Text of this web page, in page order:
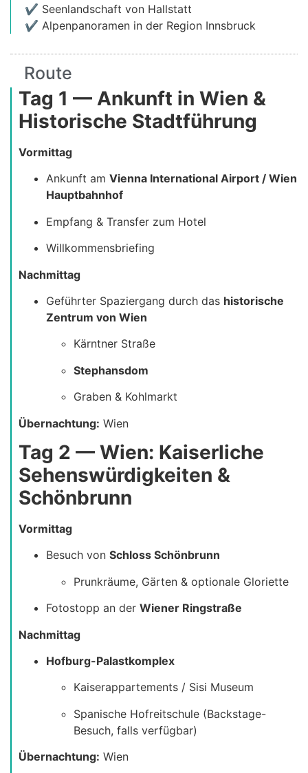
✔ Seenlandschaft von Hallstatt
✔ Alpenpanoramen in der Region Innsbruck
Route
Tag 1 — Ankunft in Wien &
Historische Stadtführung
Vormittag
Ankunft am Vienna International Airport / Wien
Hauptbahnhof
Empfang & Transfer zum Hotel
Willkommensbriefing
Nachmittag
Geführter Spaziergang durch das historische
Zentrum von Wien
Kärntner Straße
Stephansdom
Graben & Kohlmarkt
Übernachtung: Wien
Tag 2 — Wien: Kaiserliche
Sehenswürdigkeiten &
Schönbrunn
Vormittag
Besuch von Schloss Schönbrunn
Prunkräume, Gärten & optionale Gloriette
Fotostopp an der Wiener Ringstraße
Nachmittag
Hofburg-Palastkomplex
Kaiserappartements / Sisi Museum
Spanische Hofreitschule (Backstage-
Besuch, falls verfügbar)
Übernachtung: Wien